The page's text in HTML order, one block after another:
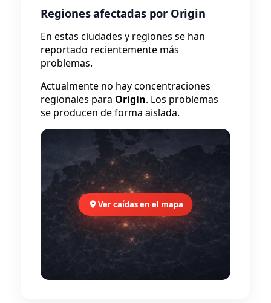
Regiones afectadas por Origin
En estas ciudades y regiones se han
reportado recientemente más
problemas.
Actualmente no hay concentraciones
regionales para Origin. Los problemas
se producen de forma aislada.
Ver caídas en el mapa